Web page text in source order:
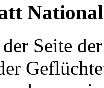
Seite